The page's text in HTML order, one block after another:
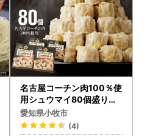
名古屋コーチン肉100％使
用シュウマイ80個盛りセ
ット 日本三大地鶏 [003D
05]
愛知県小牧市
(4)